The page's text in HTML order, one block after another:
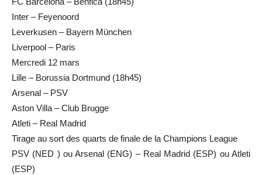
Inter – Feyenoord
Leverkusen – Bayern München
Liverpool – Paris
Mercredi 12 mars
Lille – Borussia Dortmund (18h45)
Arsenal – PSV
Aston Villa – Club Brugge
Atleti – Real Madrid
Tirage au sort des quarts de finale de la Champions League
PSV (NED ) ou Arsenal (ENG) – Real Madrid (ESP) ou Atleti
(ESP)